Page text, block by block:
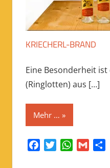
KRIECHERL-BRAND
Eine Besonderheit
(Ringlotten) aus […]
Mehr …
FacebookTwitterWhatsApp
Gmail